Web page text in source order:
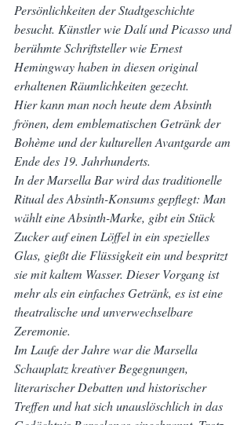
Persönlichkeiten der Stadtgeschichte
besucht. Künstler wie Dalí und Picasso und
berühmte Schriftsteller wie Ernest
Hemingway haben in diesen original
erhaltenen Räumlichkeiten gezecht.
Hier kann man noch heute dem Absinth
frönen, dem emblematischen Getränk der
Bohème und der kulturellen Avantgarde am
Ende des 19. Jahrhunderts.
In der Marsella Bar wird das traditionelle
Ritual des Absinth-Konsums gepflegt: Man
wählt eine Absinth-Marke, gibt ein Stück
Zucker auf einen Löffel in ein spezielles
Glas, gießt die Flüssigkeit ein und bespritzt
sie mit kaltem Wasser. Dieser Vorgang ist
mehr als ein einfaches Getränk, es ist eine
theatralische und unverwechselbare
Zeremonie.
Im Laufe der Jahre war die Marsella
Schauplatz kreativer Begegnungen,
literarischer Debatten und historischer
Treffen und hat sich unauslöschlich in das